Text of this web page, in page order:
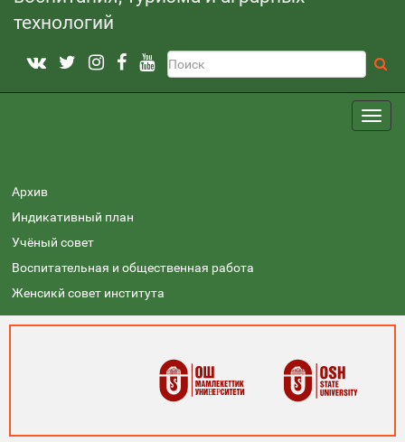
технологий
Архив
Индикативный план
Учёный совет
Воспитательная и общественная работа
Женсикй совет института